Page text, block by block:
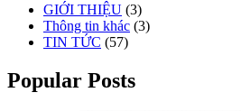
GIỚI THIỆU (3)
Thông tin khác (3)
TIN TỨC (57)
Popular Posts